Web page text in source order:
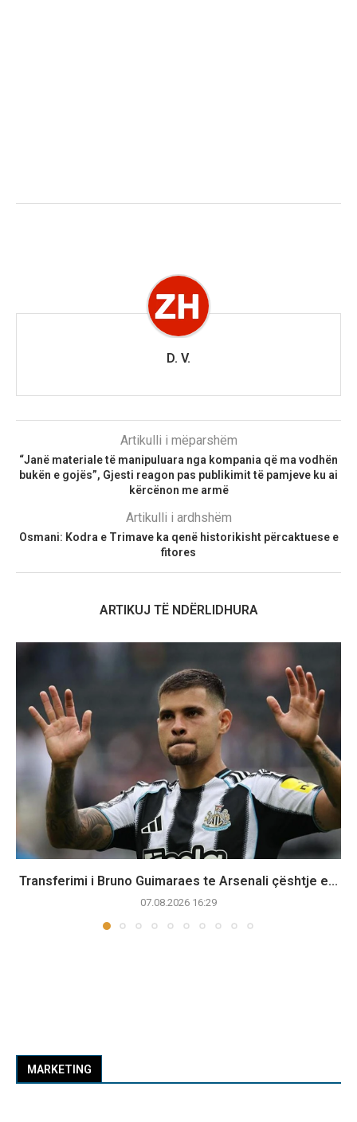
D. V.
Artikulli i mëparshëm
“Janë materiale të manipuluara nga kompania që ma vodhën
bukën e gojës”, Gjesti reagon pas publikimit të pamjeve ku ai
kërcënon me armë
Artikulli i ardhshëm
Osmani: Kodra e Trimave ka qenë historikisht përcaktuese e
fitores
ARTIKUJ TË NDËRLIDHURA
Transferimi i Bruno Guimaraes te Arsenali çështje e...
07.08.2026 16:29
MARKETING